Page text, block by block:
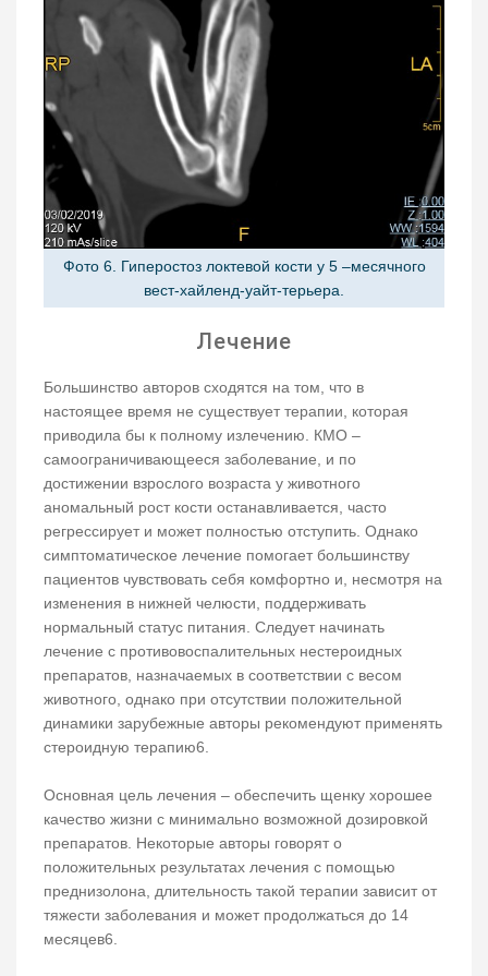
Фото 6. Гиперостоз локтевой кости у 5 –месячного
вест-хайленд-уайт-терьера.
Лечение
Большинство авторов сходятся на том, что в
настоящее время не существует терапии, которая
приводила бы к полному излечению. КМО –
самоограничивающееся заболевание, и по
достижении взрослого возраста у животного
аномальный рост кости останавливается, часто
регрессирует и может полностью отступить. Однако
симптоматическое лечение помогает большинству
пациентов чувствовать себя комфортно и, несмотря на
изменения в нижней челюсти, поддерживать
нормальный статус питания. Следует начинать
лечение с противовоспалительных нестероидных
препаратов, назначаемых в соответствии с весом
животного, однако при отсутствии положительной
динамики зарубежные авторы рекомендуют применять
стероидную терапию6.
Основная цель лечения – обеспечить щенку хорошее
качество жизни с минимально возможной дозировкой
препаратов. Некоторые авторы говорят о
положительных результатах лечения с помощью
преднизолона, длительность такой терапии зависит от
тяжести заболевания и может продолжаться до 14
месяцев6.